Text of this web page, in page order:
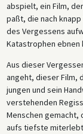
abspielt, ein Film,
paßt, die nach
des Vergessens
Kata­strophen ebnen
Aus dieser
angeht, dieser Film,
jungen und sein
verstehenden
Menschen gemacht,
aufs tiefste